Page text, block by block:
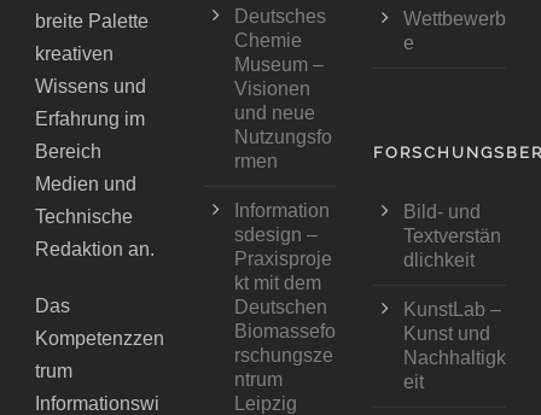
breite Palette
kreativen
Wissens und
Erfahrung im
Bereich
Medien und
Technische
Redaktion an.
Das
Kompetenzzen
trum
Informationswi
Deutsches
Chemie
Museum –
Visionen
und neue
Nutzungsfo
rmen
Information
sdesign –
Praxisproje
kt mit dem
Deutschen
Biomassefo
rschungsze
ntrum
Leipzig
Wettbewerb
e
Bild- und
Textverstän
dlichkeit
KunstLab –
Kunst und
Nachhaltigk
eit